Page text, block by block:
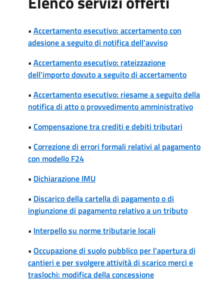
• Accertamento esecutivo: accertamento con
adesione a seguito di notifica dell'avviso
• Accertamento esecutivo: rateizzazione
dell'importo dovuto a seguito di accertamento
• Accertamento esecutivo: riesame a seguito della
notifica di atto o provvedimento amministrativo
• Compensazione tra crediti e debiti tributari
• Correzione di errori formali relativi al pagamento
con modello F24
• Dichiarazione IMU
• Discarico della cartella di pagamento o di
ingiunzione di pagamento relativo a un tributo
• Interpello su norme tributarie locali
• Occupazione di suolo pubblico per l'apertura di
cantieri e per svolgere attività di scarico merci e
traslochi: modifica della concessione